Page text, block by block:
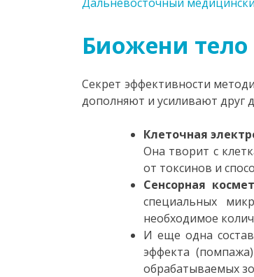
Биожени тело
Секрет эффективности
дополняют и усиливают друг
Клеточная
Она творит с
от токсинов и
Сенсорная
специальных
необходимое
И еще одна
эффекта
обрабатываемых